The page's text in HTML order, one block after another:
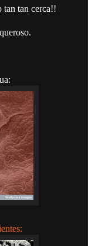
tan tan cerca!!